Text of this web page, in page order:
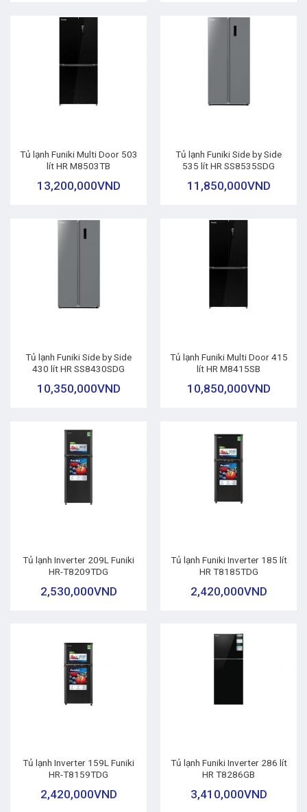
Tủ lạnh Funiki Multi Door 503
lít HR M8503TB
13,200,000VND
Tủ lạnh Funiki Side by Side
535 lít HR SS8535SDG
11,850,000VND
Tủ lạnh Funiki Side by Side
430 lít HR SS8430SDG
10,350,000VND
Tủ lạnh Funiki Multi Door 415
lít HR M8415SB
10,850,000VND
Tủ lạnh Inverter 209L Funiki
HR-T8209TDG
2,530,000VND
Tủ lạnh Funiki Inverter 185 lít
HR T8185TDG
2,420,000VND
Tủ lạnh Inverter 159L Funiki
HR-T8159TDG
2,420,000VND
Tủ lạnh Funiki Inverter 286 lít
HR T8286GB
3,410,000VND